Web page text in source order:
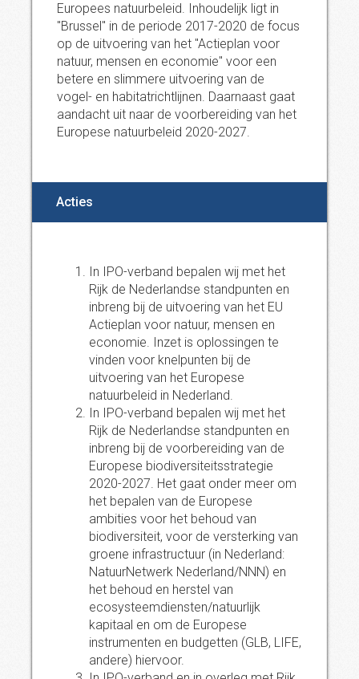
Europees natuurbeleid. Inhoudelijk ligt in
"Brussel" in de periode 2017-2020 de focus
op de uitvoering van het "Actieplan voor
natuur, mensen en economie" voor een
betere en slimmere uitvoering van de
vogel- en habitatrichtlijnen. Daarnaast gaat
aandacht uit naar de voorbereiding van het
Europese natuurbeleid 2020-2027.
Acties
In IPO-verband bepalen wij met het
Rijk de Nederlandse standpunten en
inbreng bij de uitvoering van het EU
Actieplan voor natuur, mensen en
economie. Inzet is oplossingen te
vinden voor knelpunten bij de
uitvoering van het Europese
natuurbeleid in Nederland.
In IPO-verband bepalen wij met het
Rijk de Nederlandse standpunten en
inbreng bij de voorbereiding van de
Europese biodiversiteitsstrategie
2020-2027. Het gaat onder meer om
het bepalen van de Europese
ambities voor het behoud van
biodiversiteit, voor de versterking van
groene infrastructuur (in Nederland:
NatuurNetwerk Nederland/NNN) en
het behoud en herstel van
ecosysteemdiensten/natuurlijk
kapitaal en om de Europese
instrumenten en budgetten (GLB, LIFE,
andere) hiervoor.